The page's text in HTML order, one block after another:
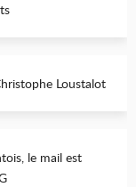
Loustalot
le mail est